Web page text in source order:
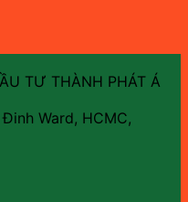
TƯ THÀNH PHÁT Á
Ward, HCMC,